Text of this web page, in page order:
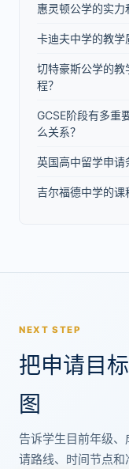
惠灵顿公学的实力
卡迪夫中学的教学
切特豪斯公学的
程？
GCSE阶段有多重
么关系？
英国高中留学申
吉尔福德中学的
NEXT STEP
把申请目
图
告诉学生目前年级
请路线、时间节点和